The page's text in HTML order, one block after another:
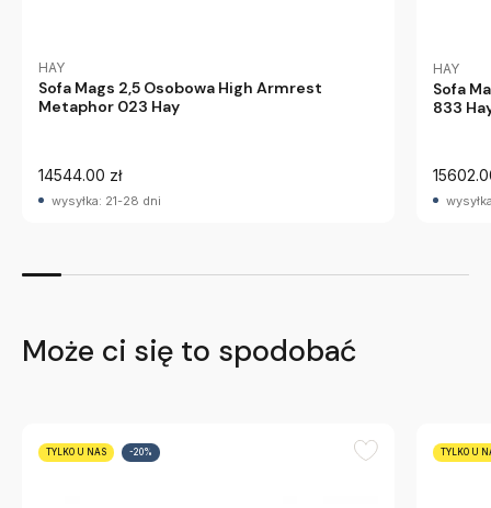
HAY
Sofa Mags 2,5 Osobowa High Armrest
Metaphor 023 Hay
14544.00 zł
wysyłka: 21-28 dni
HAY
Sofa
833
Może ci się to spodobać
TYLKO U NAS -20% TYLKO U